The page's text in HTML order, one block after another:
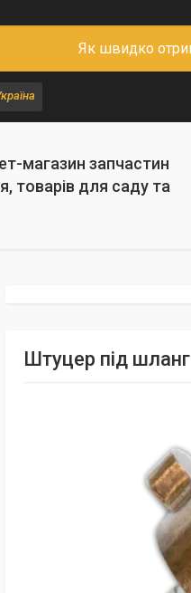
Як швидко
магазин запчастин
товарів для саду та
Штуцер під